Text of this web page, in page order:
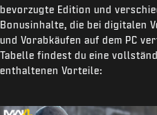
bevorzugte Edition und
Bonusinhalte, die bei digitalen
und Vorabkäufen auf dem PC
Tabelle findest du eine
enthaltenen Vorteile: